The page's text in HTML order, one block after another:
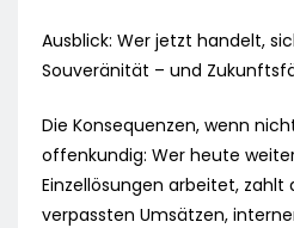
Ausblick: Wer jetzt handelt,
Souveränität – und
Die Konsequenzen, wenn
offenkundig: Wer heute
Einzellösungen arbeitet, zahlt
verpassten Umsätzen,